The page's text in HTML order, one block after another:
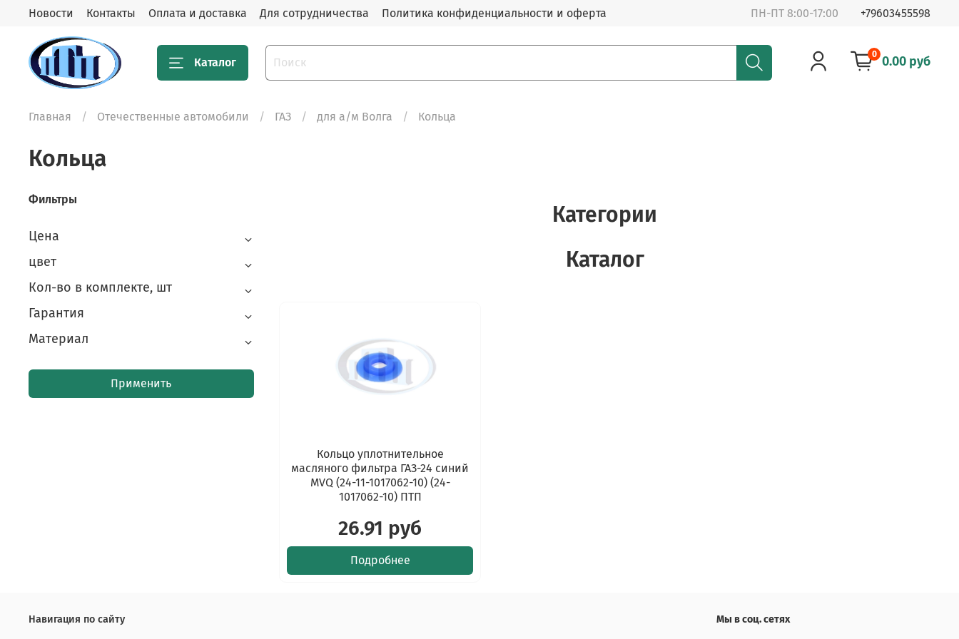
Новости Контакты Оплата и доставка Для сотрудничества Политика конфиденциальности и оферта ПН-ПТ 8:00-17:00 +79603455598
Каталог
0 0.00 руб
Главная Отечественные автомобили ГАЗ для а/м Волга Кольца
Кольца
Категории
Каталог
Кольцо уплотнительное
масляного фильтра ГАЗ-24 синий
MVQ (24-11-1017062-10) (24-
1017062-10) ПТП
26.91 руб
Подробнее
Фильтры
Цена
цвет
Кол-во в комплекте, шт
Гарантия
Материал
Применить
Навигация по сайту Мы в соц. сетях